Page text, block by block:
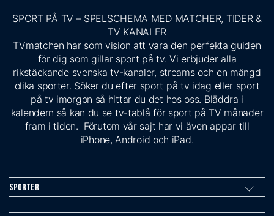
SPORT PÅ TV – SPELSCHEMA MED MATCHER, TIDER &
TV KANALER
TVmatchen har som vision att vara den perfekta guiden
för dig som gillar sport på tv. Vi erbjuder alla
rikstäckande svenska tv-kanaler, streams och en mängd
olika sporter. Söker du efter sport på tv idag eller sport
på tv imorgon så hittar du det hos oss. Bläddra i
kalendern så kan du se tv-tablå för sport på TV månader
fram i tiden. Förutom vår sajt har vi även appar till
iPhone, Android och iPad.
Sporter